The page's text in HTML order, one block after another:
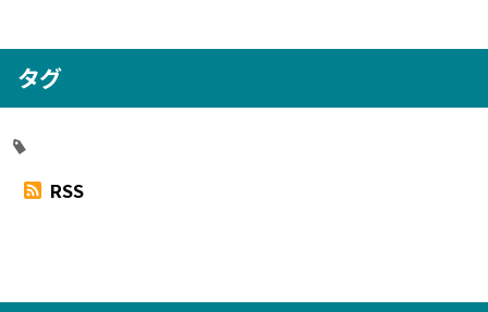
タグ
RSS